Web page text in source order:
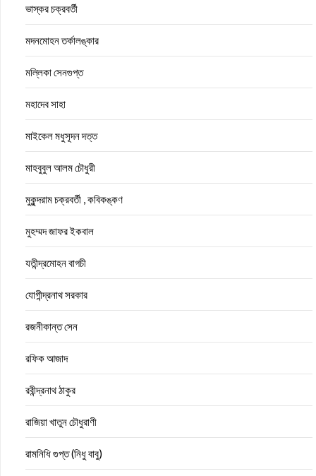
ভাস্কর চক্রবর্তী
মদনমোহন তর্কালঙ্কার
মল্লিকা সেনগুপ্ত
মহাদেব সাহা
মাইকেল মধুসূদন দত্ত
মাহবুবুল আলম চৌধুরী
মুকুন্দরাম চক্রবর্তী , কবিকঙ্কণ
মুহম্মদ জাফর ইকবাল
যতীন্দ্রমোহন বাগচী
যোগীন্দ্রনাথ সরকার
রজনীকান্ত সেন
রফিক আজাদ
রবীন্দ্রনাথ ঠাকুর
রাজিয়া খাতুন চৌধুরাণী
রামনিধি গুপ্ত (নিধু বাবু)